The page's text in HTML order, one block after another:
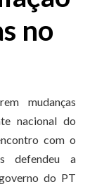
no
mudanças
nacional do
com o
defendeu a
do PT